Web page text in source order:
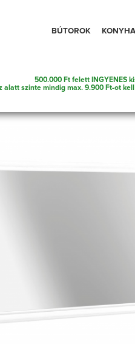
BÚTOROK
500.000 Ft felett INGYENES
alatt szinte mindig max. 9.900 Ft-ot
ajándék ötletek Tükrök